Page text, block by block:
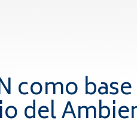
como
del